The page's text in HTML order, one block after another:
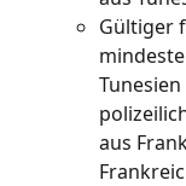
Gültiger
aus